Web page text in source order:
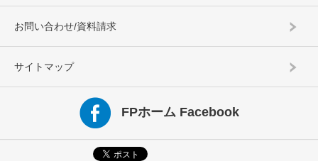
お問い合わせ/資料請求
サイトマップ
FPホーム Facebook